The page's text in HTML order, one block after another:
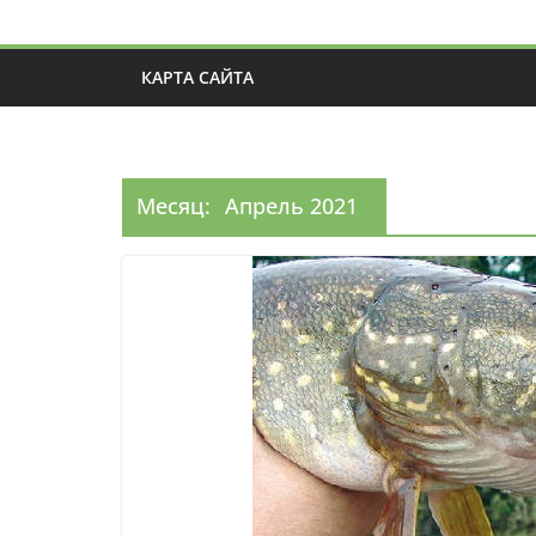
КАРТА САЙТА
Месяц: Апрель 2021